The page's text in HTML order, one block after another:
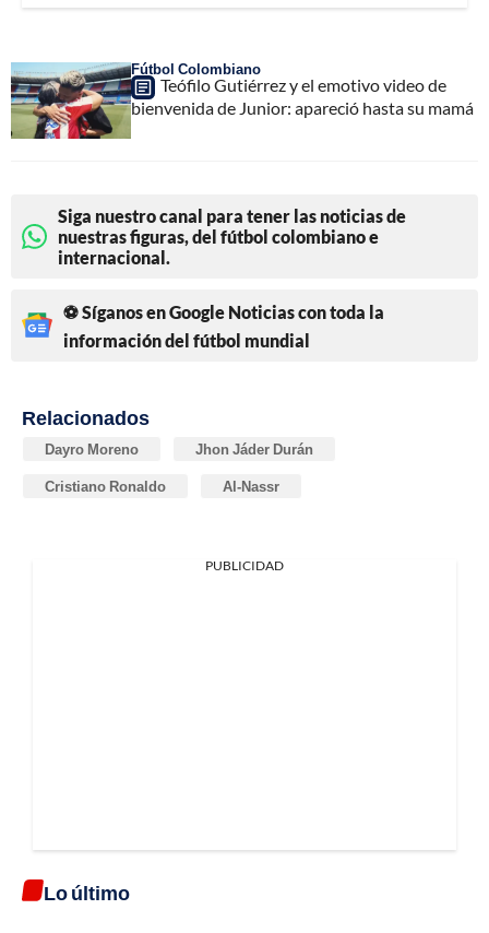
Fútbol Colombiano
Teófilo Gutiérrez y el emotivo video de
bienvenida de Junior: apareció hasta su mamá
Siga nuestro canal para tener las noticias de
nuestras figuras, del fútbol colombiano e
internacional.
⚽ Síganos en Google Noticias con toda la
información del fútbol mundial
Relacionados
Dayro Moreno Jhon Jáder Durán
Cristiano Ronaldo Al-Nassr
PUBLICIDAD
Lo último